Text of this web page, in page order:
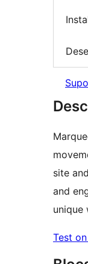
site
and
unique
Test